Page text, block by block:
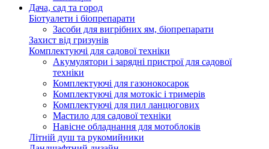
Дача, сад та город
Біотуалети і біопрепарати
Засоби для вигрібних ям, біопрепарати
Захист від гризунів
Комплектуючі для садової техніки
Акумулятори і зарядні пристрої для садової
техніки
Комплектуючі для газонокосарок
Комплектуючі для мотокіс і тримерів
Комплектуючі для пил ланцюгових
Мастило для садової техніки
Навісне обладнання для мотоблоків
Літній душ та рукомийники